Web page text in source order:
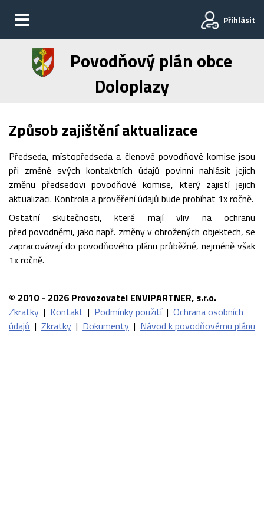
Přihlásit
Povodňový plán obce
Doloplazy
Způsob zajištění aktualizace
Předseda, místopředseda a členové povodňové komise jsou
při změně svých kontaktních údajů povinni nahlásit jejich
změnu předsedovi povodňové komise, který zajistí jejich
aktualizaci. Kontrola a prověření údajů bude probíhat 1x ročně.
Ostatní skutečnosti, které mají vliv na ochranu
před povodněmi, jako např. změny v ohrožených objektech, se
zapracovávají do povodňového plánu průběžně, nejméně však
1x ročně.
© 2010 - 2026 Provozovatel ENVIPARTNER, s.r.o.
Zkratky | Kontakt | Podmínky použití | Ochrana osobních
údajů | Zkratky | Dokumenty | Návod k povodňovému plánu